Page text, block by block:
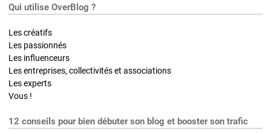
Qui utilise OverBlog ?
Les créatifs
Les passionnés
Les influenceurs
Les entreprises, collectivités et associations
Les experts
Vous !
12 conseils pour bien débuter son blog et booster son trafic